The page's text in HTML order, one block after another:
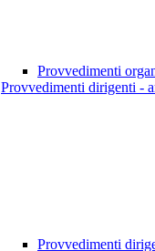
Provvedimenti
Provvedimenti dirigenti -
Provvedimenti